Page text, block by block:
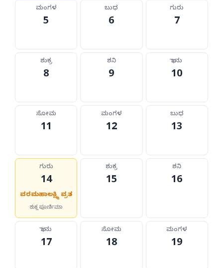
ಮಂಗಳ
5
ಬುಧ
6
ಗುರು
7
ಶುಕ್ರ
8
ಶನಿ
9
ಭಾನು
10
ಸೋಮ
11
ಮಂಗಳ
12
ಬುಧ
13
ಗುರು
14
ವರಮಹಾಲಕ್ಷ್ಮಿ ವ್ರತ
ಶುಕ್ಲ ಪೂರ್ಣಿಮಾ
ಶುಕ್ರ
15
ಶನಿ
16
ಭಾನು
17
ಸೋಮ
18
ಮಂಗಳ
19